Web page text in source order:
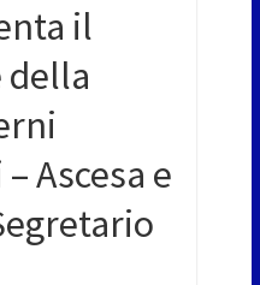
il
della
Ascesa e